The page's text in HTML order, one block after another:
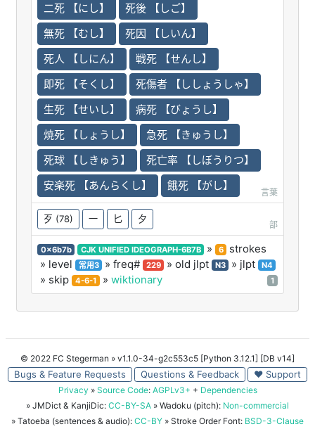
二死 【にし】
死後 【しご】
無死 【むし】
死因 【しいん】
死人 【しにん】
戦死 【せんし】
即死 【そくし】
死傷者 【ししょうしゃ】
生死 【せいし】
病死 【びょうし】
焼死 【しょうし】
急死 【きゅうし】
死球 【しきゅう】
死亡率 【しぼうりつ】
安楽死 【あんらくし】
餓死 【がし】
言葉
歹 (78) 一 匕 夕
部
0x6b7b CJK UNIFIED IDEOGRAPH-6B7B » 6
strokes
» level
常用3 » freq# 229 » old jlpt N3 » jlpt N4
» skip 4-6-1 » wiktionary 1
© 2022 FC Stegerman » v1.1.0-34-g2c553c5 [Python 3.12.1] [DB v14]
Bugs & Feature Requests Questions & Feedback ♥ Support
Privacy » Source Code: AGPLv3+ + Dependencies
» JMDict & KanjiDic: CC-BY-SA » Wadoku (pitch): Non-commercial
» Tatoeba (sentences & audio): CC-BY » Stroke Order Font: BSD-3-Clause